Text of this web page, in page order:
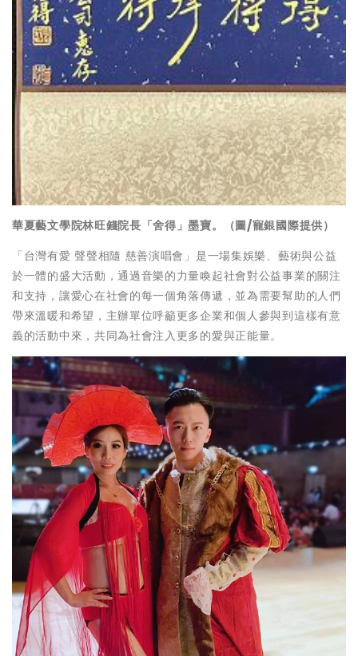
華夏藝文學院林旺錢院長「舍得」墨寶。（圖/寵銀國際提供）
「台灣有愛 聲聲相隨 慈善演唱會」是一場集娛樂、藝術與公益
於一體的盛大活動，通過音樂的力量喚起社會對公益事業的關注
和支持，讓愛心在社會的每一個角落傳遞，並為需要幫助的人們
帶來溫暖和希望，主辦單位呼籲更多企業和個人參與到這樣有意
義的活動中來，共同為社會注入更多的愛與正能量。